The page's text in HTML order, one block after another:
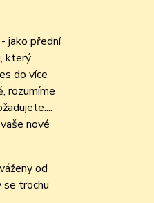
jako přední
který
do více
rozumíme
nové
od
trochu